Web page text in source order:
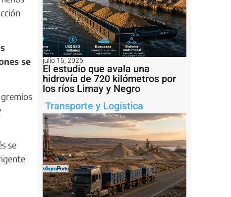
se
se
julio 15, 2026
El estudio que avala una
hidrovía de 720 kilómetros por
los ríos Limay y Negro
Transporte y Logística